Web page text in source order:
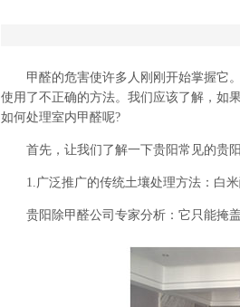
甲醛的危害使许多人刚刚开始掌握它。
使用了不正确的方法。我们应该了解，如
如何处理室内甲醛呢?
首先，让我们了解一下贵阳常见的贵
1.广泛推广的传统土壤处理方法：白米
贵阳除甲醛公司专家分析：它只能掩盖